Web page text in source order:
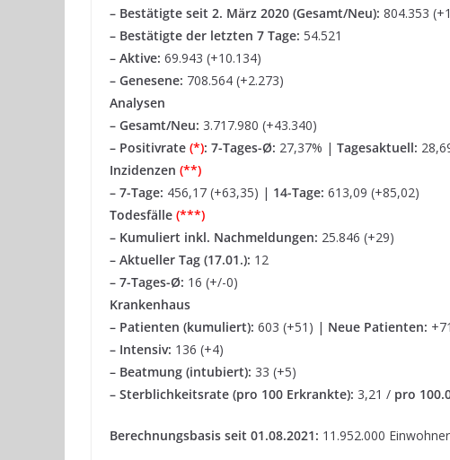
– Bestätigte seit 2. März 2020 (Gesamt/Neu): 804.353
– Bestätigte der letzten 7 Tage: 54.521
– Aktive: 69.943 (+10.134)
– Genesene: 708.564 (+2.273)
Analysen
– Gesamt/Neu: 3.717.980 (+43.340)
– Positivrate (*): 7-Tages-Ø: 27,37% | Tagesaktuell:
Inzidenzen (**)
– 7-Tage: 456,17 (+63,35) | 14-Tage: 613,09 (+85,02)
Todesfälle (***)
– Kumuliert inkl. Nachmeldungen: 25.846 (+29)
– Aktueller Tag (17.01.): 12
– 7-Tages-Ø: 16 (+/-0)
Krankenhaus
– Patienten (kumuliert): 603 (+51) | Neue Patienten: +71
– Intensiv: 136 (+4)
– Beatmung (intubiert): 33 (+5)
– Sterblichkeitsrate (pro 100 Erkrankte): 3,21 / pro
Berechnungsbasis seit 01.08.2021: 11.952.000